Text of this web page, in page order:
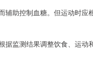
助控制血糖。但运动时应
监测结果调整饮食、运动